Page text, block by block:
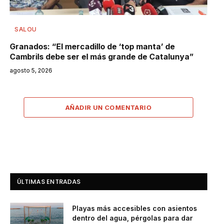
SALOU
Granados: “El mercadillo de ‘top manta’ de
Cambrils debe ser el más grande de Catalunya”
agosto 5, 2026
AÑADIR UN COMENTARIO
ÚLTIMAS ENTRADAS
Playas más accesibles con asientos
dentro del agua, pérgolas para dar